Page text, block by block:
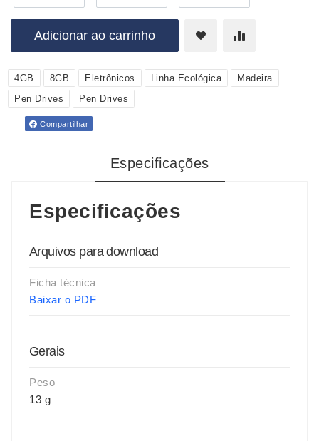
Adicionar ao carrinho
4GB 8GB Eletrônicos Linha Ecológica
Madeira
Pen Drives
Pen Drives
Compartilhar
Especificações
Especificações
Arquivos para download
Ficha técnica
Baixar o PDF
Gerais
Peso
13 g